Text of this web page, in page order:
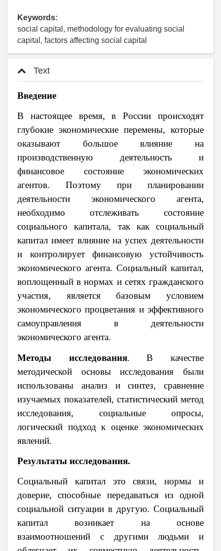
Keywords:
social capital, methodology for evaluating social
capital, factors affecting social capital
Text
Введение
В настоящее время, в России происходят
глубокие экономические перемены, которые
оказывают большое влияние на
производственную деятельность и
финансовое состояние экономических
агентов. Поэтому при планировании
деятельности экономического агента,
необходимо отслеживать состояние
социального капитала, так как социальный
капитал имеет влияние на успех деятельности
и контролирует финансовую устойчивость
экономического агента. Социальный капитал,
воплощенный в нормах и сетях гражданского
участия, является базовым условием
экономического процветания и эффективного
самоуправления в деятельности
экономического агента.
Методы исследования.
В качестве
методической основы исследования были
использованы анализ и синтез, сравнение
изучаемых показателей, статистический метод
исследования, социальные опросы,
логический подход к оценке экономических
явлений.
Результаты исследования.
Социальный капитал это связи, нормы и
доверие, способные передаваться из одной
социальной ситуации в другую. Социальный
капитал возникает на основе
взаимоотношений с другими людьми и